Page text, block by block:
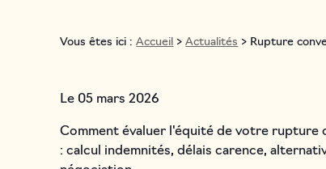
Vous êtes ici : Accueil >Actualités > Rupture
Le 05 mars 2026
Comment évaluer l'équité de votre rupture
: calcul indemnités, délais carence,